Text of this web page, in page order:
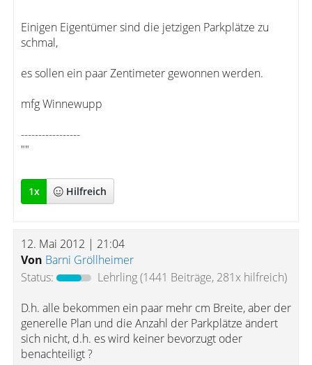
Einigen Eigentümer sind die jetzigen Parkplätze zu
schmal,
es sollen ein paar Zentimeter gewonnen werden.
mfg Winnewupp
-----------------
""
1x Hilfreich
12. Mai 2012 | 21:04
Von Barni Gröllheimer
Status:
Lehrling(1441 Beiträge, 281x hilfreich)
D.h. alle bekommen ein paar mehr cm Breite, aber der
generelle Plan und die Anzahl der Parkplätze ändert
sich nicht, d.h. es wird keiner bevorzugt oder
benachteiligt ?